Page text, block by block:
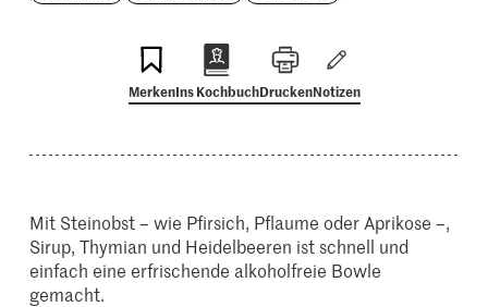
MerkenIns KochbuchDruckenNotizen
Mit Steinobst – wie Pfirsich, Pflaume oder Aprikose –,
Sirup, Thymian und Heidelbeeren ist schnell und
einfach eine erfrischende alkoholfreie Bowle
gemacht.